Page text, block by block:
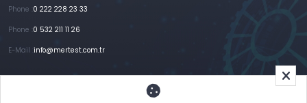
Phone : 0 222 228 23 33
Phone : 0 532 211 11 26
E-Mail :info@mertest.com.tr
References